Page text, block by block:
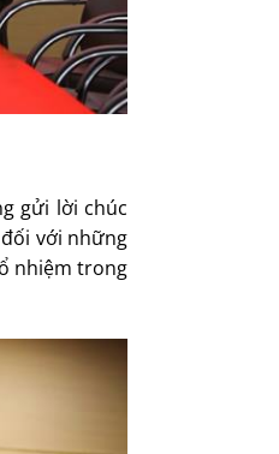
gửi lời chúc
với những
nhiệm trong